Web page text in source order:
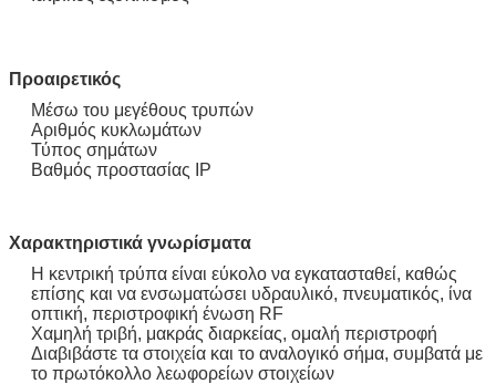
Προαιρετικός
Μέσω του μεγέθους τρυπών
Αριθμός κυκλωμάτων
Τύπος σημάτων
Βαθμός προστασίας IP
Χαρακτηριστικά γνωρίσματα
Η κεντρική τρύπα είναι εύκολο να εγκατασταθεί, καθώς
επίσης και να ενσωματώσει υδραυλικό, πνευματικός, ίνα
οπτική, περιστροφική ένωση RF
Χαμηλή τριβή, μακράς διαρκείας, ομαλή περιστροφή
Διαβιβάστε τα στοιχεία και το αναλογικό σήμα, συμβατά με
το πρωτόκολλο λεωφορείων στοιχείων